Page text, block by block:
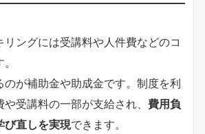
リングには受講料や人件費などのコ
のが補助金や助成金です。制度を利
受講料の一部が支給され、 費用負
び直しを実現できます。